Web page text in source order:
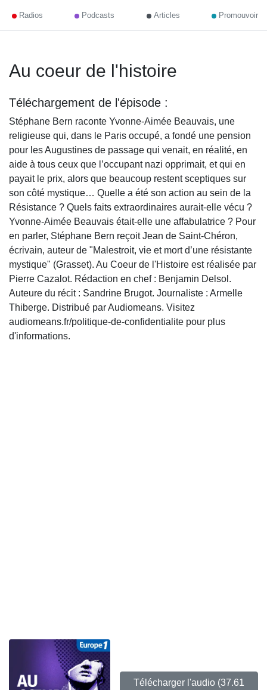
Radios Podcasts Articles Promouvoir
Au coeur de l'histoire
Téléchargement de l'épisode :
Stéphane Bern raconte Yvonne-Aimée Beauvais, une
religieuse qui, dans le Paris occupé, a fondé une pension
pour les Augustines de passage qui venait, en réalité, en
aide à tous ceux que l’occupant nazi opprimait, et qui en
payait le prix, alors que beaucoup restent sceptiques sur
son côté mystique… Quelle a été son action au sein de la
Résistance ? Quels faits extraordinaires aurait-elle vécu ?
Yvonne-Aimée Beauvais était-elle une affabulatrice ? Pour
en parler, Stéphane Bern reçoit Jean de Saint-Chéron,
écrivain, auteur de "Malestroit, vie et mort d’une résistante
mystique" (Grasset). Au Coeur de l'Histoire est réalisée par
Pierre Cazalot. Rédaction en chef : Benjamin Delsol.
Auteure du récit : Sandrine Brugot. Journaliste : Armelle
Thiberge. Distribué par Audiomeans. Visitez
audiomeans.fr/politique-de-confidentialite pour plus
d'informations.
Télécharger l'audio (37.61